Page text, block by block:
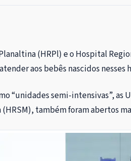
(HRPl) e o Hospital
aos bebês nascidos nesses
“unidades semi-intensivas”,
(HRSM), também foram abertos